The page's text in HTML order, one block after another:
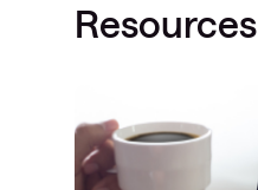
Resources